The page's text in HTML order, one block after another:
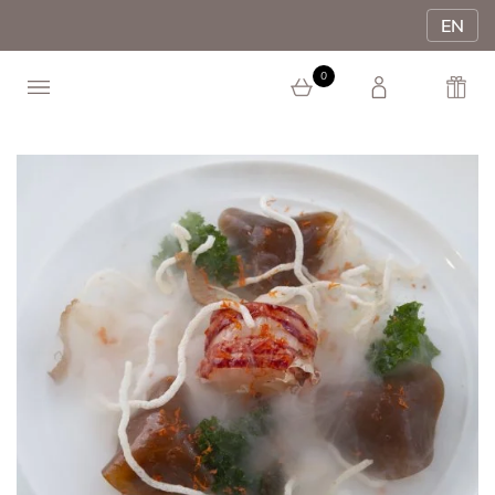
EN
0
0 article au panier